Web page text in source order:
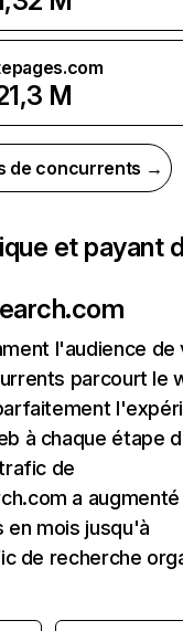
M
de concurrents →
et payant
l'audience de
parcourt le
à chaque étape
de
a
en mois jusqu'à
de recherche